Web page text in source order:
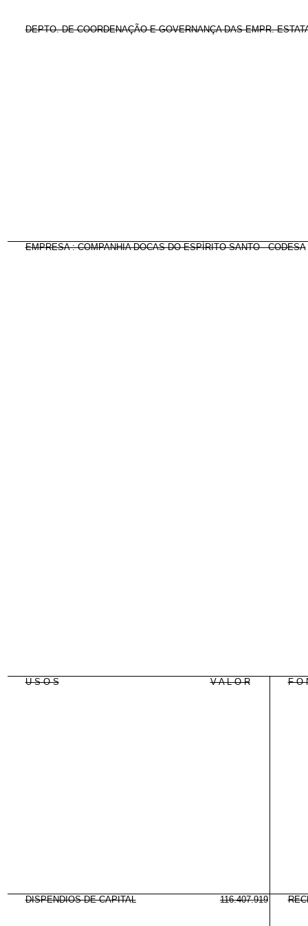
DEPTO. DE COORDENAÇÃO E GOVERNANÇA DAS EMPR.
EMPRESA : COMPANHIA DOCAS DO ESPÍRITO SANTO - CODESA
U S O S V A L O R F O
DISPENDIOS DE CAPITAL 116.407.919